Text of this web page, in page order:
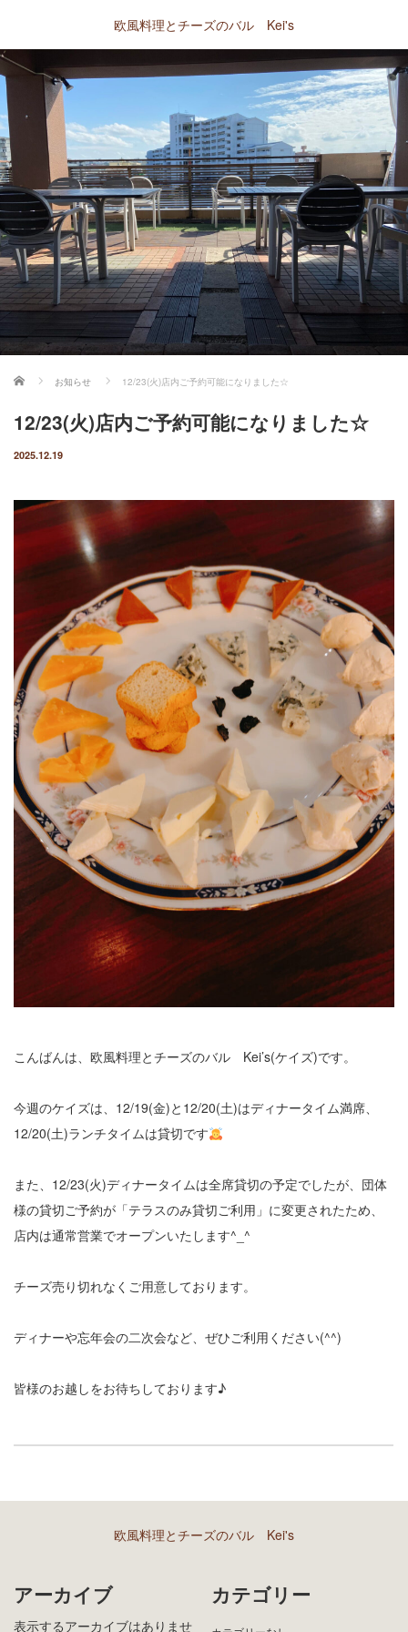
欧風料理とチーズのバル Kei's
ホーム お知らせ 12/23(火)店内ご予約可能になりました☆
12/23(火)店内ご予約可能になりました☆
2025.12.19
こんばんは、欧風料理とチーズのバル Kei’s(ケイズ)です。
今週のケイズは、12/19(金)と12/20(土)はディナータイム満席、
12/20(土)ランチタイムは貸切です
また、12/23(火)ディナータイムは全席貸切の予定でしたが、団体
様の貸切ご予約が「テラスのみ貸切ご利用」に変更されたため、
店内は通常営業でオープンいたします^_^
チーズ売り切れなくご用意しております。
ディナーや忘年会の二次会など、ぜひご利用ください(^^)
皆様のお越しをお待ちしております♪
欧風料理とチーズのバル Kei's
アーカイブ
表示するアーカイブはありませ
カテゴリー